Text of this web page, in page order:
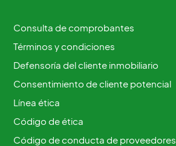
Consulta de comprobantes
Términos y condiciones
Defensoría del cliente inmobiliario
Consentimiento de cliente potencial
Línea ética
Código de ética
Código de conducta de proveedores